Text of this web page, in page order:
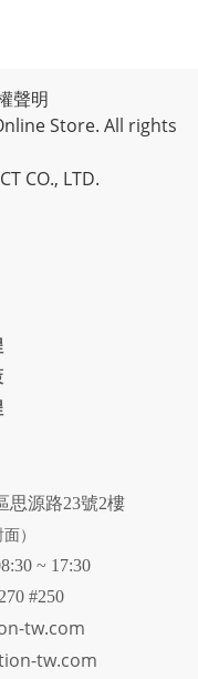
聲明
Store. All rights
CO., LTD.
思源路23號2樓
）
~ 17:30
#250
tw.com
tw.com